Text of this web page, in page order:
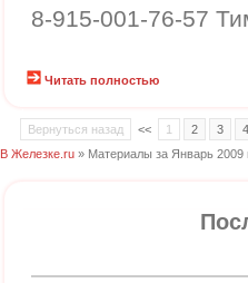
8-915-001-76-57
Читать полностью
Вернуться назад << 1 2 3
4
В Железке.ru » Материалы за Январь 2009